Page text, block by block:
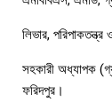
লিভার, পরিপাকতন্ত্র
সহকারী অধ্যাপক
ফরিদপুর।